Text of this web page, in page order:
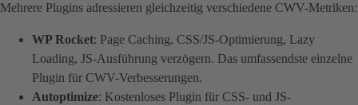
Mehrere Plugins adressieren gleichzeitig verschiedene CWV-Metriken:
WP Rocket: Page Caching, CSS/JS-Optimierung, Lazy
Loading, JS-Ausführung verzögern. Das umfassendste einzelne
Plugin für CWV-Verbesserungen.
Autoptimize: Kostenloses Plugin für CSS- und JS-